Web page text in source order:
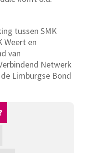
tussen SMK
Weert en
van
Netwerk
Limburgse Bond